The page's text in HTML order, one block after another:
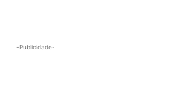
-Publicidade-